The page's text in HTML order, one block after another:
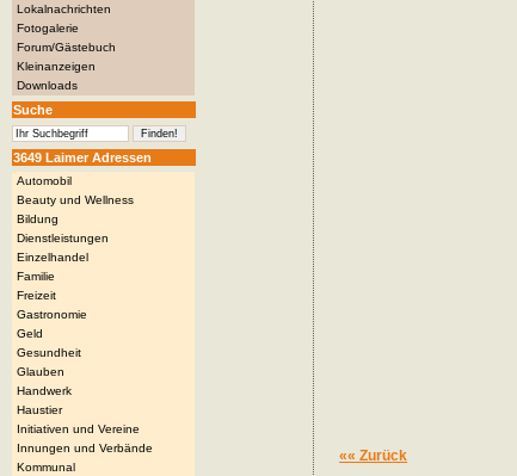
Lokalnachrichten
Fotogalerie
Forum/Gästebuch
Kleinanzeigen
Downloads
Suche
3649 Laimer Adressen
Automobil
Beauty und Wellness
Bildung
Dienstleistungen
Einzelhandel
Familie
Freizeit
Gastronomie
Geld
Gesundheit
Glauben
Handwerk
Haustier
Initiativen und Vereine
Innungen und Verbände
Kommunal
«« Zurück